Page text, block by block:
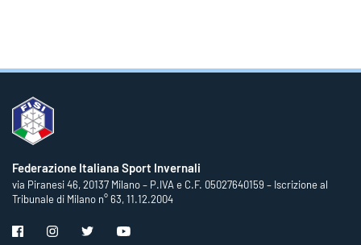
Federazione Italiana Sport Invernali
via Piranesi 46, 20137 Milano – P.IVA e C.F. 05027640159 – Iscrizione al
Tribunale di Milano n° 63, 11.12.2004